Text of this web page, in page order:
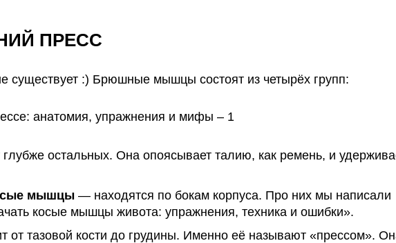
ПРЕСС
существует :) Брюшные мышцы состоят из четырёх групп:
остальных. Она опоясывает талию, как ремень, и
мышцы — находятся по бокам корпуса. Про них мы написали
косые мышцы живота: упражнения, техника и ошибки».
от тазовой кости до грудины. Именно её называют «прессом».